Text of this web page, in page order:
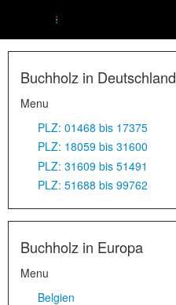
Buchholz in Deutschland
Menu
PLZ: 01468 bis 17375
PLZ: 18059 bis 31600
PLZ: 31609 bis 51491
PLZ: 51688 bis 99762
Buchholz in Europa
Menu
Belgien